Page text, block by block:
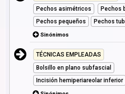
Pechos asimétricos
Pechos
Pechos pequeños
Pechos
Sinónimos
TÉCNICAS EMPLEADAS
Bolsillo en plano subfascial
Incisión hemiperiareolar inferior